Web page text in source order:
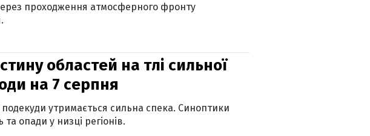
проходження атмосферного фронту
областей на тлі сильної
на 7 серпня
утримається сильна спека. Синоптики
опади у низці регіонів.